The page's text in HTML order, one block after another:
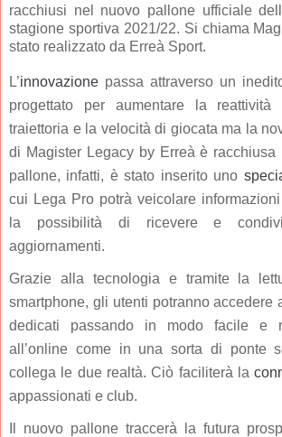
racchiusi nel nuovo pallone ufficiale
stagione sportiva 2021/22. Si chiama
stato realizzato da Erreà Sport.
L’innovazione passa attraverso un
progettato per aumentare la reattività
traiettoria e la velocità di giocata ma la
di Magister Legacy by Erreà è racchiusa
pallone, infatti, è stato inserito uno
cui Lega Pro potrà veicolare
la possibilità di ricevere e
aggiornamenti.
Grazie alla tecnologia e tramite la
smartphone, gli utenti potranno accedere
dedicati passando in modo facile e
all’online come in una sorta di ponte
collega le due realtà. Ciò faciliterà la
appassionati e club.
Il nuovo pallone traccerà la futura